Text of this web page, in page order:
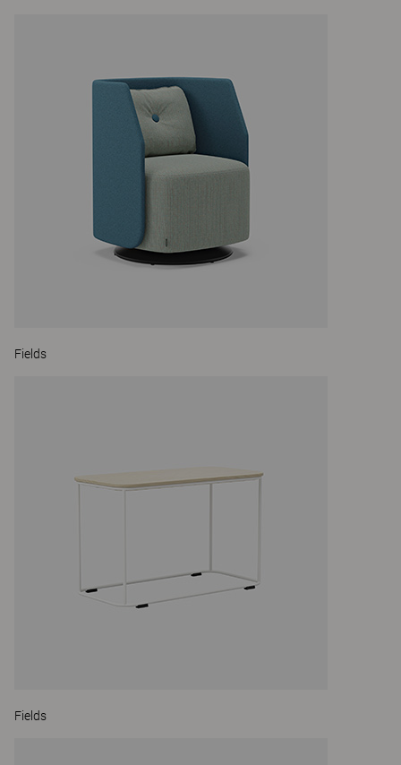
Fields
Fields